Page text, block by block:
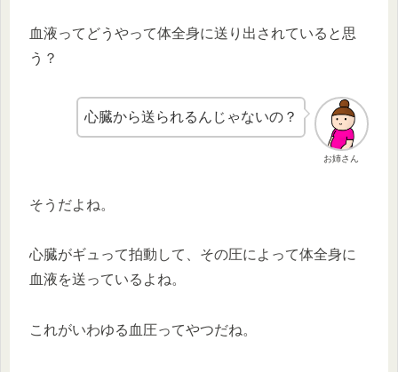
血液ってどうやって体全身に送り出されていると思
う？
お姉さん
心臓から送られるんじゃないの？
そうだよね。
心臓がギュって拍動して、その圧によって体全身に
血液を送っているよね。
これがいわゆる血圧ってやつだね。